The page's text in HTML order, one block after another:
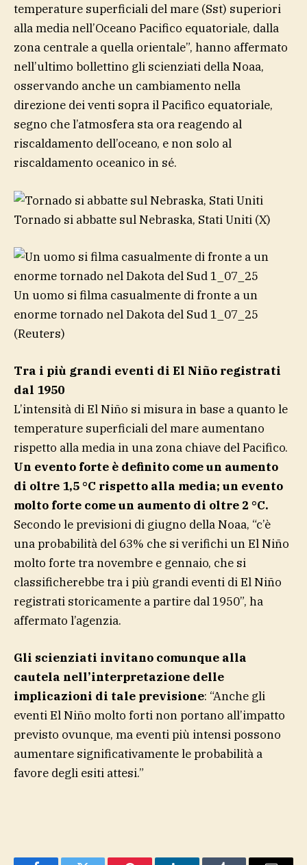
temperature superficiali del mare (Sst) superiori
alla media nell’Oceano Pacifico equatoriale, dalla
zona centrale a quella orientale”, hanno affermato
nell’ultimo bollettino gli scienziati della Noaa,
osservando anche un cambiamento nella
direzione dei venti sopra il Pacifico equatoriale,
segno che l’atmosfera sta ora reagendo al
riscaldamento dell’oceano, e non solo al
riscaldamento oceanico in sé.
Tornado si abbatte sul Nebraska, Stati Uniti (X)
Un uomo si filma casualmente di fronte a un
enorme tornado nel Dakota del Sud 1_07_25
(Reuters)
Tra i più grandi eventi di El Niño registrati
dal 1950
L’intensità di El Niño si misura in base a quanto le
temperature superficiali del mare aumentano
rispetto alla media in una zona chiave del Pacifico.
Un evento forte è definito come un aumento
di oltre 1,5 °C rispetto alla media; un evento
molto forte come un aumento di oltre 2 °C.
Secondo le previsioni di giugno della Noaa, “c’è
una probabilità del 63% che si verifichi un El Niño
molto forte tra novembre e gennaio, che si
classificherebbe tra i più grandi eventi di El Niño
registrati storicamente a partire dal 1950”, ha
affermato l’agenzia.
Gli scienziati invitano comunque alla
cautela nell’interpretazione delle
implicazioni di tale previsione: “Anche gli
eventi El Niño molto forti non portano all’impatto
previsto ovunque, ma eventi più intensi possono
aumentare significativamente le probabilità a
favore degli esiti attesi.”